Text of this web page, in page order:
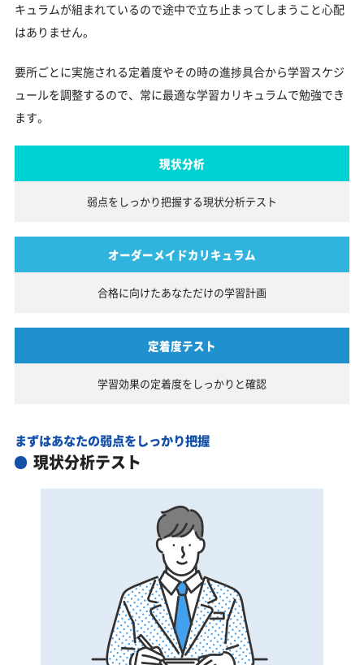
キュラムが組まれているので途中で立ち止まってしまうこと心配
はありません。
要所ごとに実施される定着度やその時の進捗具合から学習スケジ
ュールを調整するので、常に最適な学習カリキュラムで勉強でき
ます。
現状分析
弱点をしっかり把握する現状分析テスト
オーダーメイドカリキュラム
合格に向けたあなただけの学習計画
定着度テスト
学習効果の定着度を しっかりと確認
まずはあなたの弱点をしっかり把握
現状分析テスト